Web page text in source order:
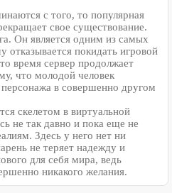
с того, то популярная
свое существование.
Он является одним из самых
отказывается покидать игровой
время сервер продолжает
что молодой человек
персонажа в совершенно другом
скелетом в виртуальной
не так давно и пока еще не
Здесь у него нет ни
не теряет надежду и
для себя мира, ведь
никакого желания.